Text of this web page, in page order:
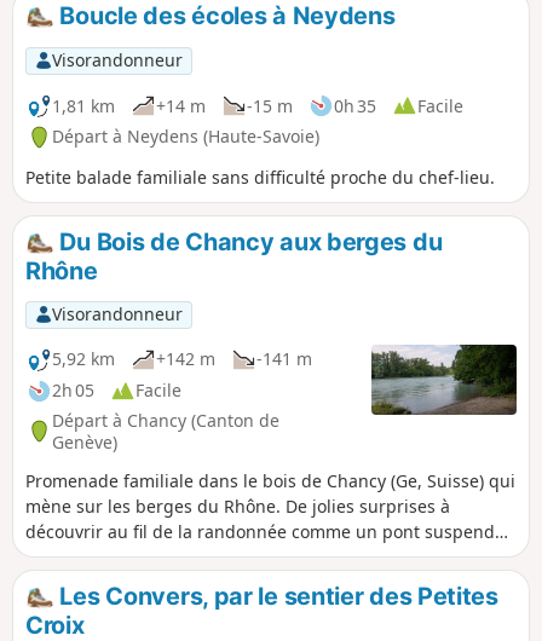
Boucle des écoles à Neydens
Visorandonneur
1,81 km
+14 m -15 m 0h 35
Facile
Départ à Neydens (Haute-Savoie)
Petite balade familiale sans difficulté proche du chef-lieu.
Du Bois de Chancy aux berges du
Rhône
Visorandonneur
5,92 km
+142 m
-141 m
2h 05
Facile
Départ à Chancy (Canton de
Genève)
Promenade familiale dans le bois de Chancy (Ge, Suisse) qui
mène sur les berges du Rhône. De jolies surprises à
découvrir au fil de la randonnée comme un pont suspendu,
points de vue sur le Jura et le Vuache et ruisseaux.
Randonnée idéale pour les chaudes journées d'été !
Les Convers, par le sentier des Petites
Croix